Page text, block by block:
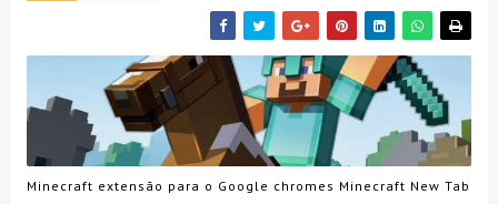
Minecraft extensão para o Google chromes Minecraft New Tab